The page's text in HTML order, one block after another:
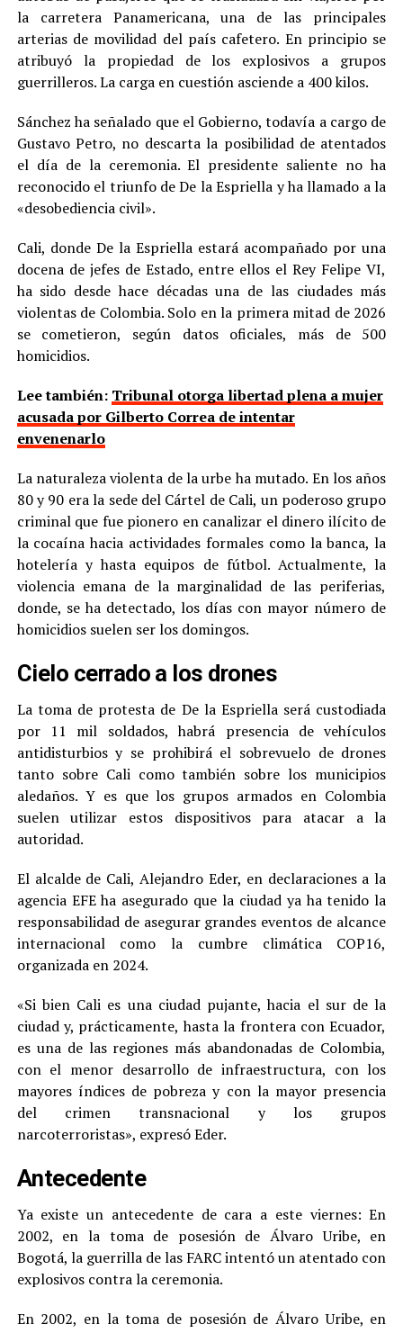
la carretera Panamericana, una de las principales
arterias de movilidad del país cafetero. En principio se
atribuyó la propiedad de los explosivos a grupos
guerrilleros. La carga en cuestión asciende a 400 kilos.
Sánchez ha señalado que el Gobierno, todavía a cargo de
Gustavo Petro, no descarta la posibilidad de atentados
el día de la ceremonia. El presidente saliente no ha
reconocido el triunfo de De la Espriella y ha llamado a la
«desobediencia civil».
Cali, donde De la Espriella estará acompañado por una
docena de jefes de Estado, entre ellos el Rey Felipe VI,
ha sido desde hace décadas una de las ciudades más
violentas de Colombia. Solo en la primera mitad de 2026
se cometieron, según datos oficiales, más de 500
homicidios.
Lee también: Tribunal otorga libertad plena a mujer
acusada por Gilberto Correa de intentar
envenenarlo
La naturaleza violenta de la urbe ha mutado. En los años
80 y 90 era la sede del Cártel de Cali, un poderoso grupo
criminal que fue pionero en canalizar el dinero ilícito de
la cocaína hacia actividades formales como la banca, la
hotelería y hasta equipos de fútbol. Actualmente, la
violencia emana de la marginalidad de las periferias,
donde, se ha detectado, los días con mayor número de
homicidios suelen ser los domingos.
Cielo cerrado a los drones
La toma de protesta de De la Espriella será custodiada
por 11 mil soldados, habrá presencia de vehículos
antidisturbios y se prohibirá el sobrevuelo de drones
tanto sobre Cali como también sobre los municipios
aledaños. Y es que los grupos armados en Colombia
suelen utilizar estos dispositivos para atacar a la
autoridad.
El alcalde de Cali, Alejandro Eder, en declaraciones a la
agencia EFE ha asegurado que la ciudad ya ha tenido la
responsabilidad de asegurar grandes eventos de alcance
internacional como la cumbre climática COP16,
organizada en 2024.
«Si bien Cali es una ciudad pujante, hacia el sur de la
ciudad y, prácticamente, hasta la frontera con Ecuador,
es una de las regiones más abandonadas de Colombia,
con el menor desarrollo de infraestructura, con los
mayores índices de pobreza y con la mayor presencia
del crimen transnacional y los grupos
narcoterroristas», expresó Eder.
Antecedente
Ya existe un antecedente de cara a este viernes: En
2002, en la toma de posesión de Álvaro Uribe, en
Bogotá, la guerrilla de las FARC intentó un atentado con
explosivos contra la ceremonia.
En 2002, en la toma de posesión de Álvaro Uribe, en